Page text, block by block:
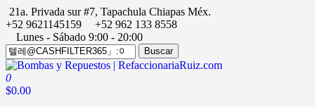
Saltar
al
contenido
21a. Privada sur #7, Tapachula Chiapas Méx.
+52 9621145159
+52 962 133 8558
Lunes - Sábado 9:00 - 20:00
Buscar
por:
Buscar
Bombas y Repuestos | RefaccionariaRuiz.com
La experiencia hace la diferencia
0
$0.00